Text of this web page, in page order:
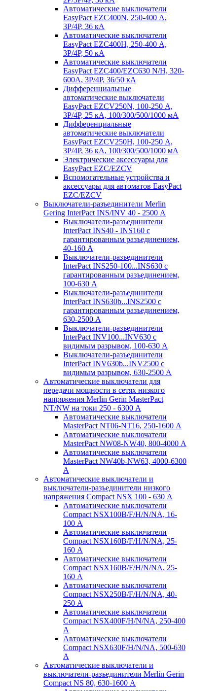
Автоматические выключатели
EasyPact EZC400N, 250-400 А,
3P/4P, 36 кА
Автоматические выключатели
EasyPact EZC400H, 250-400 А,
3P/4P, 50 кА
Автоматические выключатели
EasyPact EZC400/EZC630 N/H, 320-
600А, 3P/4P, 36/50 кА
Дифференциальные
автоматические выключатели
EasyPact EZCV250N, 100-250 А,
3P/4P, 25 кА, 100/300/500/1000 мА
Дифференциальные
автоматические выключатели
EasyPact EZCV250H, 100-250 А,
3P/4P, 36 кА, 100/300/500/1000 мА
Электрические аксессуары для
EasyPact EZC/EZCV
Вспомогательные устройства и
аксессуары для автоматов EasyPact
EZC/EZCV
Выключатели-разъединители Merlin
Gering InterPact INS/INV 40 - 2500 А
Выключатели-разъединители
InterPact INS40 - INS160 с
гарантированным разъединением,
40-160 А
Выключатели-разъединители
InterPact INS250-100...INS630 с
гарантированным разъединением,
100-630 А
Выключатели-разъединители
InterPact INS630b...INS2500 с
гарантированным разъединением,
630-2500 А
Выключатели-разъединители
InterPact INV100...INV630 с
видимым разрывом, 100-630 А
Выключатели-разъединители
InterPact INV630b...INV2500 с
видимым разрывом, 630-2500 А
Автоматические выключатели для
передачи мощности в сетях низкого
напряжения Merlin Gerin MasterPact
NT/NW на токи 250 - 6300 А
Автоматические выключатели
MasterPact NT06-NT16, 250-1600 А
Автоматические выключатели
MasterPact NW08-NW40, 800-4000 А
Автоматические выключатели
MasterPact NW40b-NW63, 4000-6300
А
Автоматические выключатели и
выключатели-разъединители низкого
напряжения Compact NSX 100 - 630 А
Автоматические выключатели
Compact NSX100B/F/H/N/NA, 16-
100 А
Автоматические выключатели
Compact NSX160B/F/H/N/NA, 25-
160 А
Автоматические выключатели
Compact NSX160B/F/H/N/NA, 25-
160 А
Автоматические выключатели
Compact NSX250B/F/H/N/NA, 40-
250 А
Автоматические выключатели
Compact NSX400F/H/N/NA, 250-400
А
Автоматические выключатели
Compact NSX630F/H/N/NA, 500-630
А
Автоматические выключатели и
выключатели-разъединители Merlin Gerin
Compact NS 80, 630-1600 А